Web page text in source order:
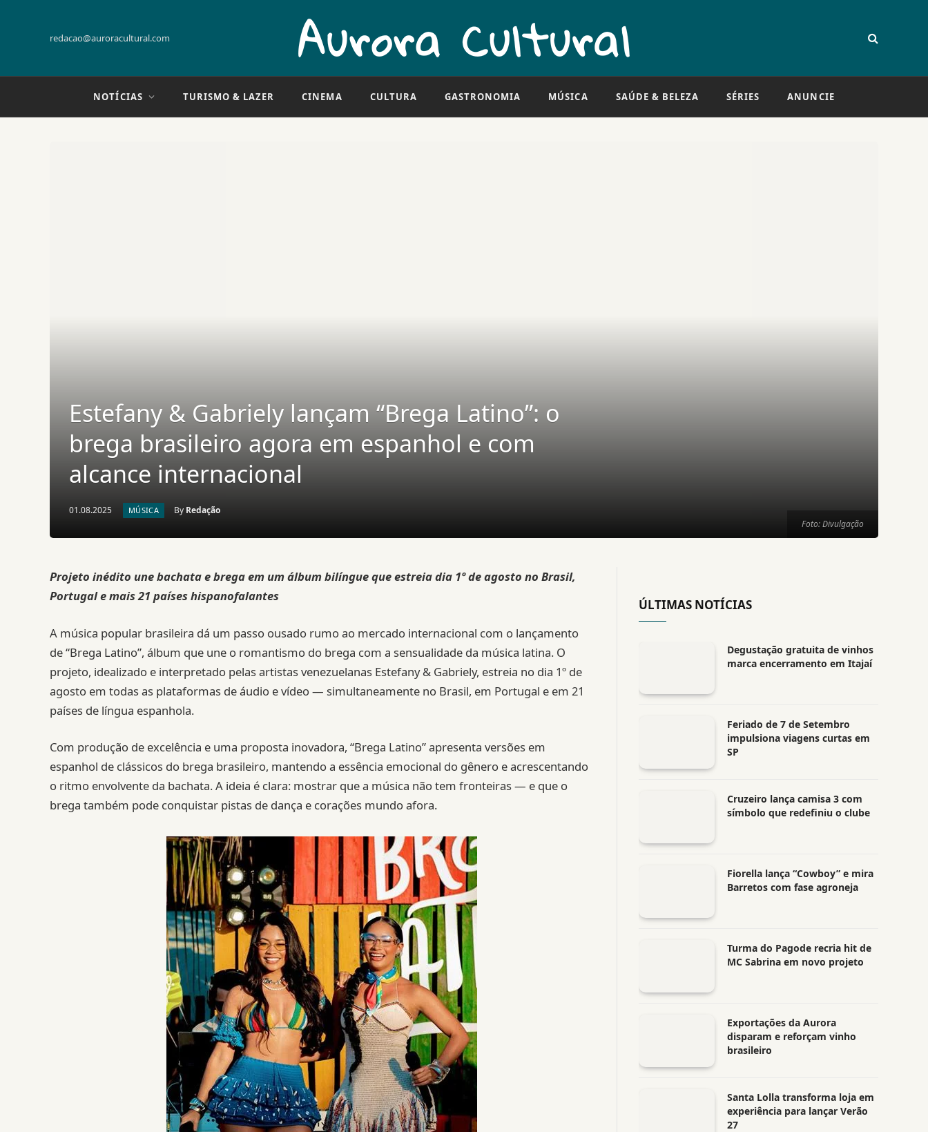
redacao@auroracultural.com
NOTÍCIAS TURISMO & LAZER CINEMA CULTURA GASTRONOMIA MÚSICA SAÚDE & BELEZA SÉRIES ANUNCIE
Foto: Divulgação
Estefany & Gabriely lançam “Brega Latino”: o
brega brasileiro agora em espanhol e com
alcance internacional
01.08.2025 MÚSICA By Redação
Projeto inédito une bachata e brega em um álbum bilíngue que estreia dia 1º de agosto no Brasil,
Portugal e mais 21 países hispanofalantes
A música popular brasileira dá um passo ousado rumo ao mercado internacional com o lançamento
de “Brega Latino”, álbum que une o romantismo do brega com a sensualidade da música latina. O
projeto, idealizado e interpretado pelas artistas venezuelanas Estefany & Gabriely, estreia no dia 1º de
agosto em todas as plataformas de áudio e vídeo — simultaneamente no Brasil, em Portugal e em 21
países de língua espanhola.
Com produção de excelência e uma proposta inovadora, “Brega Latino” apresenta versões em
espanhol de clássicos do brega brasileiro, mantendo a essência emocional do gênero e acrescentando
o ritmo envolvente da bachata. A ideia é clara: mostrar que a música não tem fronteiras — e que o
brega também pode conquistar pistas de dança e corações mundo afora.
ÚLTIMAS NOTÍCIAS
Degustação gratuita de vinhos
marca encerramento em Itajaí
Feriado de 7 de Setembro
impulsiona viagens curtas em
SP
Cruzeiro lança camisa 3 com
símbolo que redefiniu o clube
Fiorella lança “Cowboy” e mira
Barretos com fase agroneja
Turma do Pagode recria hit de
MC Sabrina em novo projeto
Exportações da Aurora
disparam e reforçam vinho
brasileiro
Santa Lolla transforma loja em
experiência para lançar Verão
27